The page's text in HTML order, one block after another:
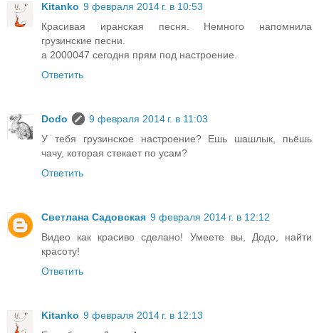
Kitanko 9 февраля 2014 г. в 10:53
Красивая иранская песня. Немного напомнила
грузинские песни.
а 2000047 сегодня прям под настроение.
Ответить
Dodo
9 февраля 2014 г. в 11:03
У тебя грузинское настроение? Ешь шашлык, пьёшь
чачу, которая стекает по усам?
Ответить
Светлана Садовская 9 февраля 2014 г. в 12:12
Видео как красиво сделано! Умеете вы, Додо, найти
красоту!
Ответить
Kitanko 9 февраля 2014 г. в 12:13